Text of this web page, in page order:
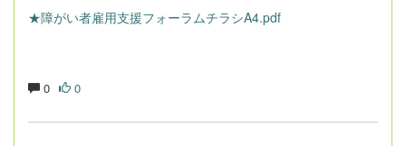
★障がい者雇用支援フォーラムチラシA4.pdf
0 0